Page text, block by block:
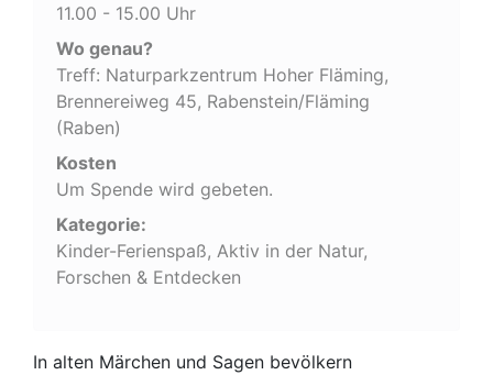
11.00 - 15.00 Uhr
Wo genau?
Treff: Naturparkzentrum Hoher Fläming,
Brennereiweg 45, Rabenstein/Fläming
(Raben)
Kosten
Um Spende wird gebeten.
Kategorie:
Kinder-Ferienspaß, Aktiv in der Natur,
Forschen & Entdecken
In alten Märchen und Sagen bevölkern